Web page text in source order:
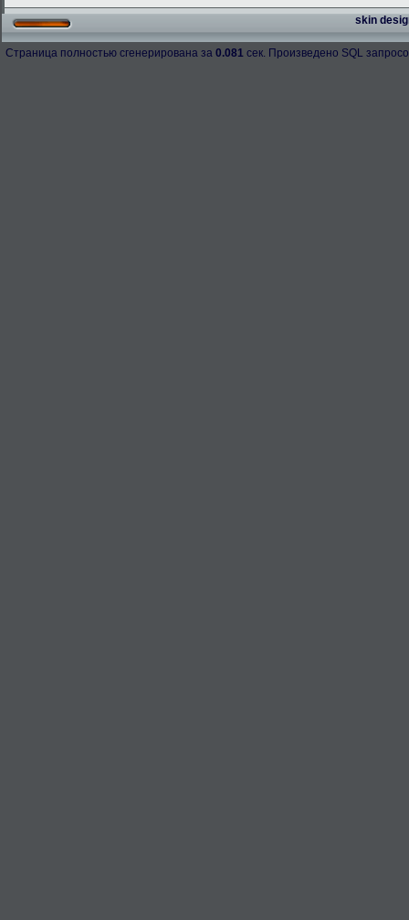
skin
Страница полностью сгенерирована за 0.081 сек. Произведено SQL